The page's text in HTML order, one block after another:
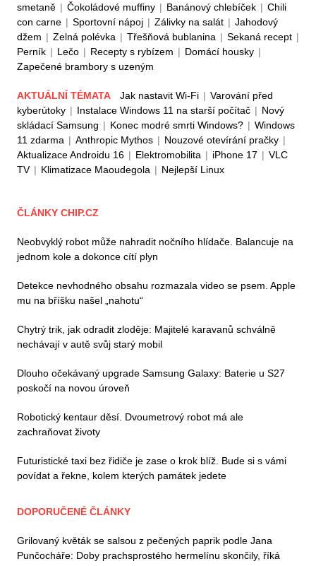
smetaně | Čokoládové muffiny | Banánový chlebíček | Chili
con carne | Sportovní nápoj | Zálivky na salát | Jahodový
džem | Zelná polévka | Třešňová bublanina | Sekaná recept |
Perník | Lečo | Recepty s rybízem | Domácí housky |
Zapečené brambory s uzeným
AKTUÁLNÍ TÉMATA Jak nastavit Wi-Fi | Varování před
kyberútoky | Instalace Windows 11 na starší počítač | Nový
skládací Samsung | Konec modré smrti Windows? | Windows
11 zdarma | Anthropic Mythos | Nouzové otevírání pračky |
Aktualizace Androidu 16 | Elektromobilita | iPhone 17 | VLC
TV | Klimatizace Maoudegola | Nejlepší Linux
ČLÁNKY CHIP.CZ
Neobvyklý robot může nahradit nočního hlídače. Balancuje na
jednom kole a dokonce cítí plyn
Detekce nevhodného obsahu rozmazala video se psem. Apple
mu na bříšku našel „nahotu“
Chytrý trik, jak odradit zloděje: Majitelé karavanů schválně
nechávají v autě svůj starý mobil
Dlouho očekávaný upgrade Samsung Galaxy: Baterie u S27
poskočí na novou úroveň
Robotický kentaur děsí. Dvoumetrový robot má ale
zachraňovat životy
Futuristické taxi bez řidiče je zase o krok blíž. Bude si s vámi
povídat a řekne, kolem kterých památek jedete
DOPORUČENÉ ČLÁNKY
Grilovaný květák se salsou z pečených paprik podle Jana
Punčocháře: Doby prachsprostého hermelínu skončily, říká